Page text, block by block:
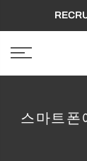
스마트